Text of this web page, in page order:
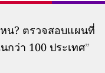
น? ตรวจสอบแผนที่
กว่า 100 ประเทศ”